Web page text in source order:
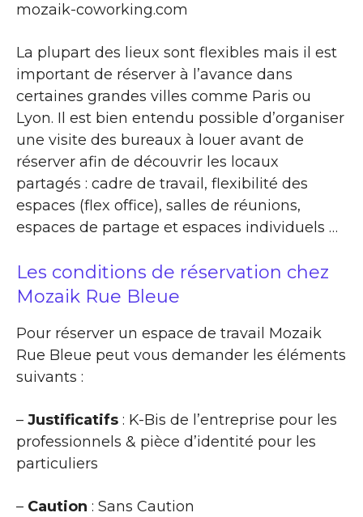
mozaik-coworking.com
La plupart des lieux sont flexibles mais il est
important de réserver à l’avance dans
certaines grandes villes comme Paris ou
Lyon. Il est bien entendu possible d’organiser
une visite des bureaux à louer avant de
réserver afin de découvrir les locaux
partagés : cadre de travail, flexibilité des
espaces (flex office), salles de réunions,
espaces de partage et espaces individuels …
Les conditions de réservation chez
Mozaik Rue Bleue
Pour réserver un espace de travail Mozaik
Rue Bleue peut vous demander les éléments
suivants :
– Justificatifs : K-Bis de l’entreprise pour les
professionnels & pièce d’identité pour les
particuliers
– Caution : Sans Caution